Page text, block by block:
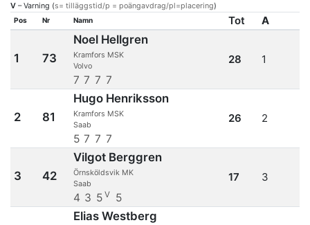
V – Varning (s= tilläggstid/p = poängavdrag/pl=placering)
Pos Nr Namn Tot A
1 73
Noel Hellgren
Kramfors MSK
Volvo
7 7 7 7
28 1
2 81
Hugo Henriksson
Kramfors MSK
Saab
5 7 7 7
26 2
3 42
Vilgot Berggren
Örnsköldsvik MK
Saab
4 3 5 V 5
17 3
Elias Westberg